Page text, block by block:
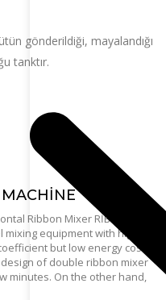
gönderildiği, mayalandığı
tanktır.
Ribbon Mixer RİBBON
mixing equipment with high
but low energy cost,
of double ribbon mixer
minutes. On the other hand,